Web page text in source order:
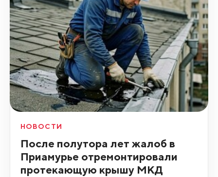
НОВОСТИ
После полутора лет жалоб в
Приамурье отремонтировали
протекающую крышу МКД